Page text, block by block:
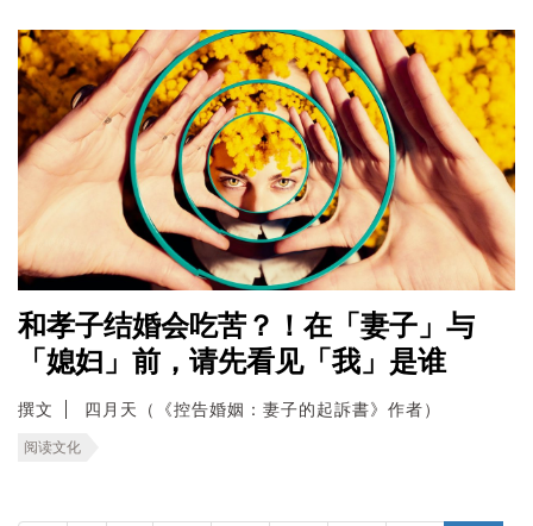
和孝子结婚会吃苦？！在「妻子」与
「媳妇」前，请先看见「我」是谁
撰文 四月天（《控告婚姻：妻子的起訴書》作者）
阅读文化